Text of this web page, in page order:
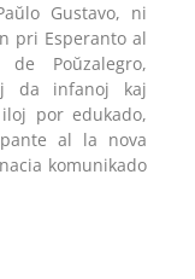
Gustavo, ni
pri Esperanto al
Poŭzalegro,
da infanoj kaj
por edukado,
al la nova
komunikado